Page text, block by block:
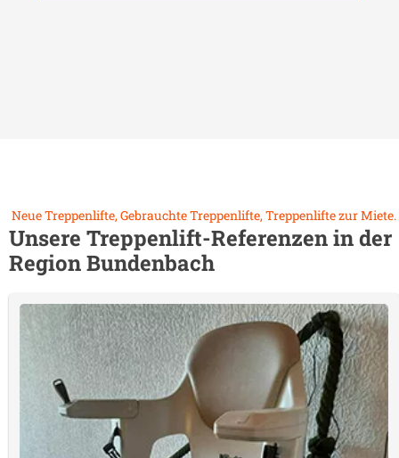
Neue Treppenlifte, Gebrauchte Treppenlifte, Treppenlifte zur Miete.
Unsere Treppenlift-Referenzen in der
RegionBundenbach